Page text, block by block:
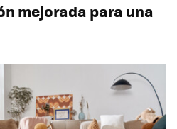
mejorada para una